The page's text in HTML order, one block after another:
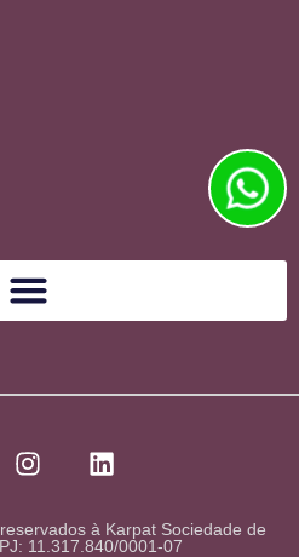
à Karpat Sociedade de
11.317.840/0001-07